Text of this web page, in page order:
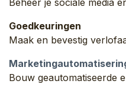
Beheer je sociale media
Goedkeuringen
Maak en bevestig
Bouw geautomatiseerde